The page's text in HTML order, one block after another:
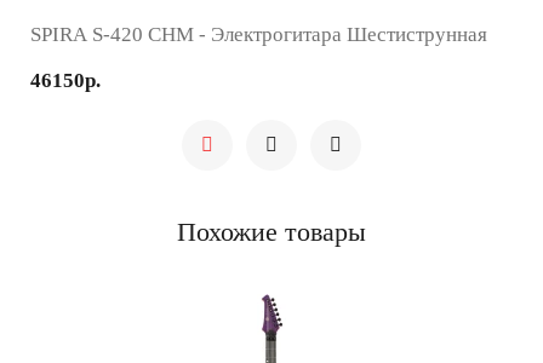
SPIRA S-420 CHM - Электрогитара Шестиструнная
46150р.
Похожие товары